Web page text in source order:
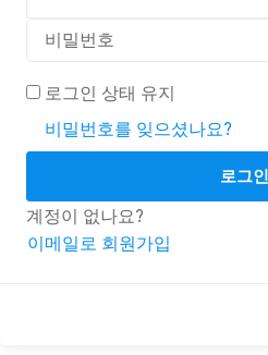
로그인 상태 유지
비밀번호를 잊으셨나요?
로그인
계정이 없나요?
이메일로 회원가입